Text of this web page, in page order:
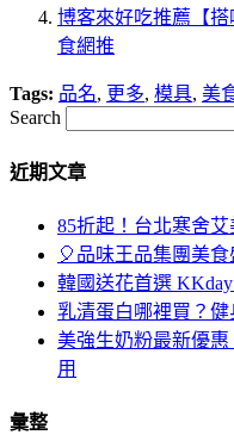
博客來好吃推薦【
食網推
Tags: 品名, 更多, 模具, 美
Search
近期文章
85折起！台北寒舍
🎈品味王品集團美
韓國送花首選
乳清蛋白哪裡買？
美強生奶粉最新優
用
彙整